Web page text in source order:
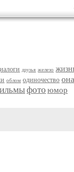
друзья железо
облом одиночество она
фото юмор